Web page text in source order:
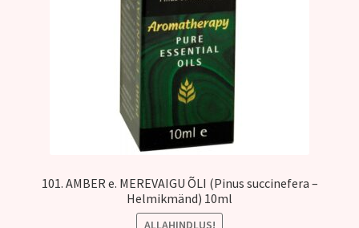
101. AMBER e. MEREVAIGU ÕLI (Pinus succinefera –
Helmikmänd) 10ml
ALLAHINDLUS!